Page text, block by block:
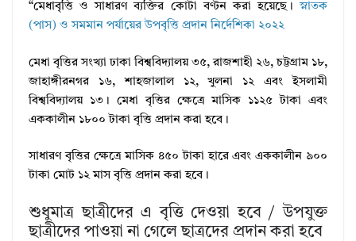
“মেধাবৃত্তি ও সাধারণ ব্যক্তির কোটা বণ্টন করা হয়েছে।স্নাতক
(পাস) ও সমমান পর্যায়ের উপবৃত্তি প্রদান নির্দেশিকা ২০২২
মেধা বৃত্তির সংখ্যা ঢাকা বিশ্ববিদ্যালয় ৩৫, রাজশাহী ২৬, চট্টগ্রাম ১৮,
জাহাঙ্গীরনগর ১৬, শাহজালাল ১২, খুলনা ১২ এবং ইসলামী
বিশ্ববিদ্যালয় ১৩। মেধা বৃত্তির ক্ষেত্রে মাসিক ১১২৫ টাকা এবং
এককালীন ১৮০০ টাকা বৃত্তি প্রদান করা হবে।
সাধারণ বৃত্তির ক্ষেত্রে মাসিক ৪৫০ টাকা হারে এবং এককালীন ৯০০
টাকা মোট ১২ মাস বৃত্তি প্রদান করা হবে।
শুধুমাত্র ছাত্রীদের এ বৃত্তি দেওয়া হবে / উপযুক্ত
ছাত্রীদের পাওয়া না গেলে ছাত্রদের প্রদান করা হবে